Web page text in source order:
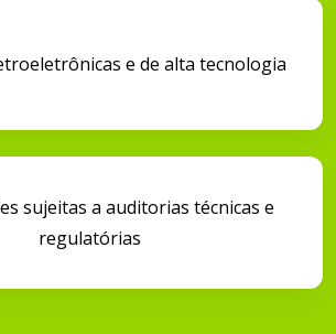
e de alta tecnologia
sujeitas a auditorias técnicas e
regulatórias